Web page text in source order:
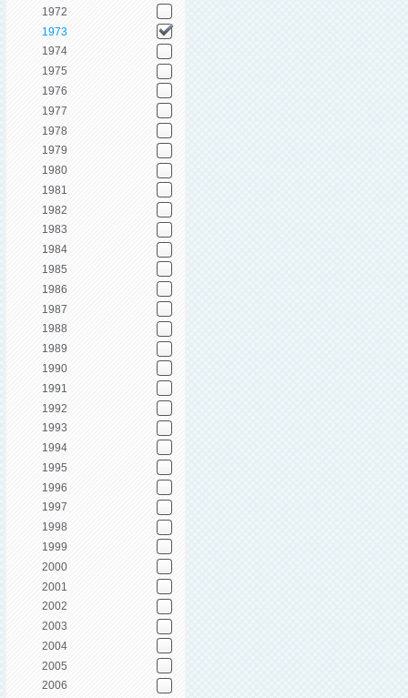
1972
1973
1974
1975
1976
1977
1978
1979
1980
1981
1982
1983
1984
1985
1986
1987
1988
1989
1990
1991
1992
1993
1994
1995
1996
1997
1998
1999
2000
2001
2002
2003
2004
2005
2006